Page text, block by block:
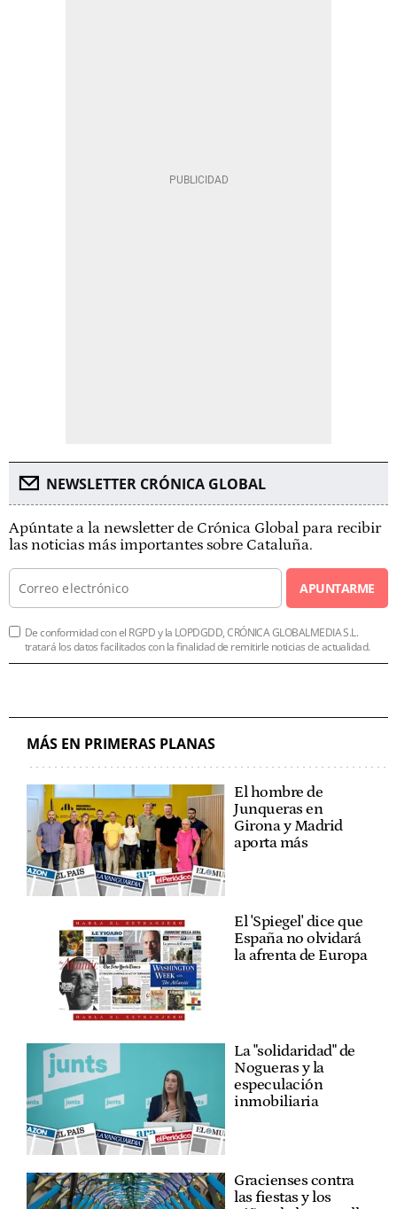
NEWSLETTER CRÓNICA GLOBAL
Apúntate a la newsletter de Crónica Global para recibir
las noticias más importantes sobre Cataluña.
APUNTARME
De conformidad con el RGPD y la LOPDGDD, CRÓNICA GLOBALMEDIA S.L.
tratará los datos facilitados con la finalidad de remitirle noticias de actualidad.
MÁS EN PRIMERAS PLANAS
El hombre de
Junqueras en
Girona y Madrid
aporta más
El 'Spiegel' dice que
España no olvidará
la afrenta de Europa
La "solidaridad" de
Nogueras y la
especulación
inmobiliaria
Gracienses contra
las fiestas y los